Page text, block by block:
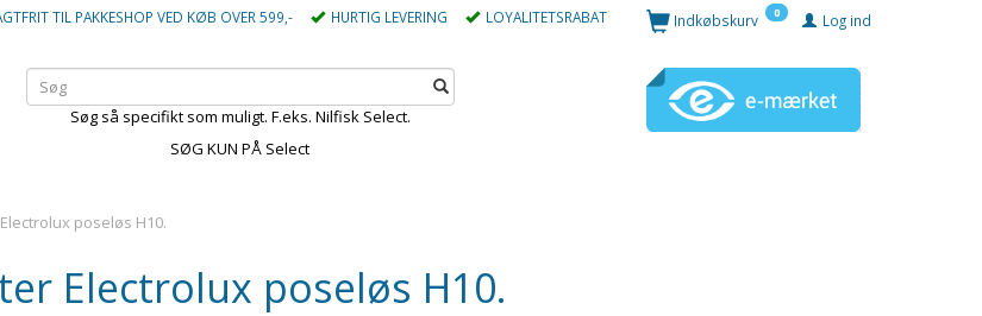
TIL PAKKESHOP VED KØB OVER 599,- HURTIG LEVERING LOYALITETSRABAT Log ind
Indkøbskurv 0
Søg så specifikt som muligt. F.eks. Nilfisk Select.
SØG KUN PÅ Select
poseløs H10.
Electrolux poseløs H10.